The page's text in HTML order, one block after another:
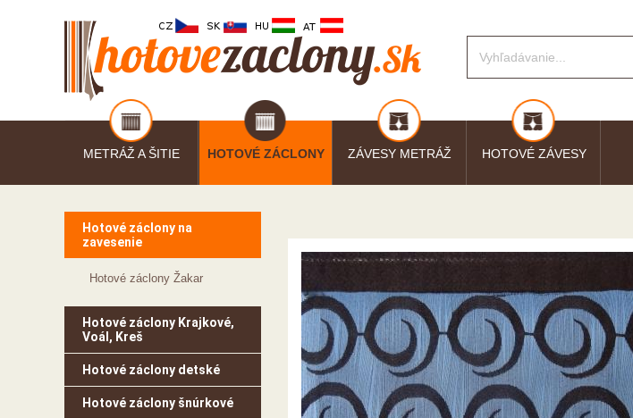
METRÁŽ A ŠITIE HOTOVÉ ZÁCLONY ZÁVESY METRÁŽ HOTOVÉ ZÁVESY
Hotové záclony na
zavesenie
Hotové záclony Žakar
Hotové záclony Krajkové,
Voál, Kreš
Hotové záclony detské
Hotové záclony šnúrkové